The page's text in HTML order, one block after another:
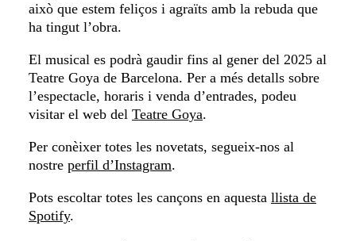
això que estem feliços i agraïts amb la rebuda que
ha tingut l’obra.
El musical es podrà gaudir fins al gener del 2025 al
Teatre Goya de Barcelona. Per a més detalls sobre
l’espectacle, horaris i venda d’entrades, podeu
visitar el web del Teatre Goya​.
Per conèixer totes les novetats, segueix-nos al
nostre perfil d’Instagram.
Pots escoltar totes les cançons en aquesta llista de
Spotify.